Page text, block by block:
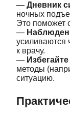
— Дневник
ночных
Это поможет
—
усиливаются
к врачу.
—
методы
ситуацию.